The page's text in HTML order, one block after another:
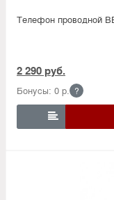
Телефон проводной
2 290 руб.
Бонусы: 0 р. ?
